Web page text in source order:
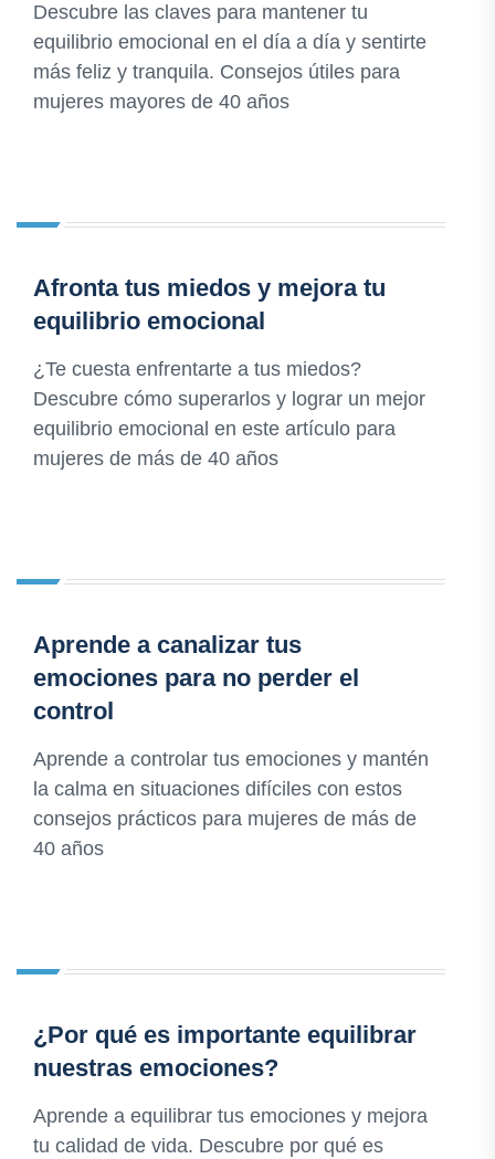
Descubre las claves para mantener tu
equilibrio emocional en el día a día y sentirte
más feliz y tranquila. Consejos útiles para
mujeres mayores de 40 años
Afronta tus miedos y mejora tu
equilibrio emocional
¿Te cuesta enfrentarte a tus miedos?
Descubre cómo superarlos y lograr un mejor
equilibrio emocional en este artículo para
mujeres de más de 40 años
Aprende a canalizar tus
emociones para no perder el
control
Aprende a controlar tus emociones y mantén
la calma en situaciones difíciles con estos
consejos prácticos para mujeres de más de
40 años
¿Por qué es importante equilibrar
nuestras emociones?
Aprende a equilibrar tus emociones y mejora
tu calidad de vida. Descubre por qué es